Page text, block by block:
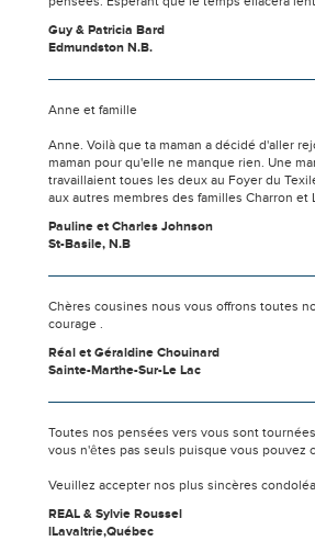
Guy & Patricia Bard
Edmundston N.B.
Anne et famille
Anne. Voilà que ta maman a décidé d'aller
maman pour qu'elle ne manque rien. Une
travaillaient toues les deux au Foyer du
aux autres membres des familles Charron
Pauline et Charles Johnson
St-Basile, N.B
Chères cousines nous vous offrons toutes
courage .
Réal et Géraldine Chouinard
Sainte-Marthe-Sur-Le Lac
Toutes nos pensées vers vous sont
vous n'êtes pas seuls puisque vous pouvez
Veuillez accepter nos plus sincères
REAL & Sylvie Roussel
lLavaltrie,Québec